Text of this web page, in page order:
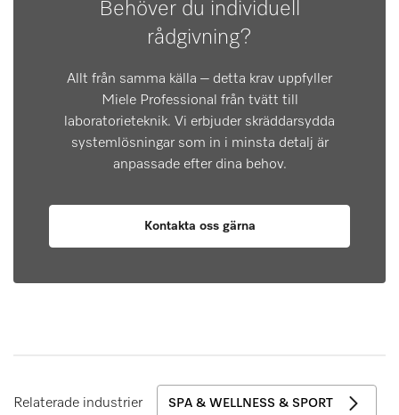
Behöver du individuell
rådgivning?
Allt från samma källa – detta krav uppfyller
Miele Professional från tvätt till
laboratorieteknik. Vi erbjuder skräddarsydda
systemlösningar som in i minsta detalj är
anpassade efter dina behov.
Kontakta oss gärna
Relaterade industrier SPA & WELLNESS & SPORT